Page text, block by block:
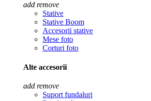
add remove
Stative
Stative Boom
Accesorii stative
Mese foto
Corturi foto
Alte accesorii
add remove
Suport fundaluri